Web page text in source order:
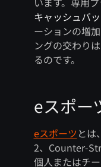
キャッシュバ
ーションの増
ングの交わり
るのです。
eスポー
eスポーツとは
2、Counter-
個人またはチ